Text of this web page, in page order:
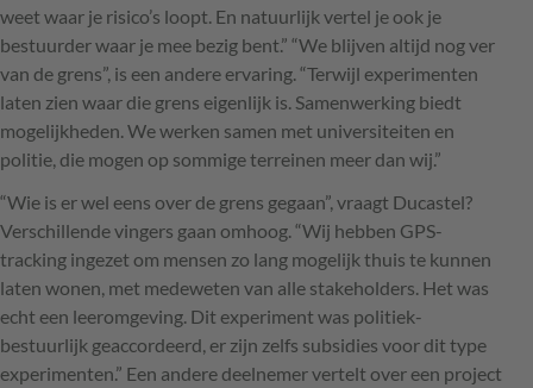
weet waar je risico’s loopt. En natuurlijk vertel je ook je
bestuurder waar je mee bezig bent.” “We blijven altijd nog ver
van de grens”, is een andere ervaring. “Terwijl experimenten
laten zien waar die grens eigenlijk is. Samenwerking biedt
mogelijkheden. We werken samen met universiteiten en
politie, die mogen op sommige terreinen meer dan wij.”
“Wie is er wel eens over de grens gegaan”, vraagt Ducastel?
Verschillende vingers gaan omhoog. “Wij hebben GPS-
tracking ingezet om mensen zo lang mogelijk thuis te kunnen
laten wonen, met medeweten van alle stakeholders. Het was
echt een leeromgeving. Dit experiment was politiek-
bestuurlijk geaccordeerd, er zijn zelfs subsidies voor dit type
experimenten.” Een andere deelnemer vertelt over een project